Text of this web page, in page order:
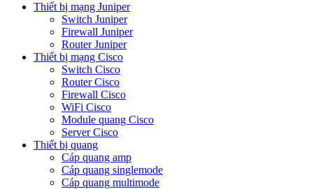
Thiết bị mạng Juniper
Switch Juniper
Firewall Juniper
Router Juniper
Thiết bị mạng Cisco
Switch Cisco
Router Cisco
Firewall Cisco
WiFi Cisco
Module quang Cisco
Server Cisco
Thiết bị quang
Cáp quang amp
Cáp quang singlemode
Cáp quang multimode